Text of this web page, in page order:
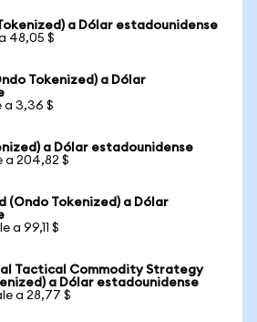
a Dólar estadounidense
48,05 $
Tokenized) a Dólar
a 3,36 $
a Dólar estadounidense
a 204,82 $
(Ondo Tokenized) a Dólar
a 99,11 $
Tactical Commodity Strategy
a Dólar estadounidense
a 28,77 $